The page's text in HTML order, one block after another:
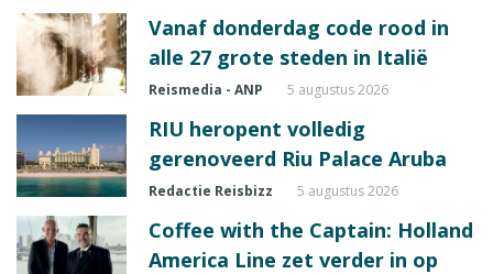
Vanaf donderdag code rood in
alle 27 grote steden in Italië
Reismedia - ANP 5 augustus 2026
RIU heropent volledig
gerenoveerd Riu Palace Aruba
Redactie Reisbizz 5 augustus 2026
Coffee with the Captain: Holland
America Line zet verder in op